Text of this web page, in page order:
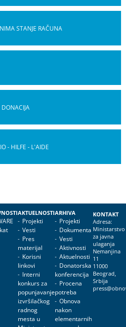
STANJE RAČUNA
- HILFE - L'AIDE
AKTUELNOSTI
Projekti
Vesti
Pres
materijal
Korisni
linkovi
Interni
konkurs za
popunjavanje
izvršilačkog
radnog
mesta u
ARHIVA
Projekti
Dokumenta
Vesti
Aktivnosti
Aktuelnosti
Donatorska
konferencija
Procena
potreba
Obnova
nakon
elementarnih
KONTAKT
Adresa:
Ministarstvo
za javna
ulaganja
Nemanjina
11
11000
Beograd,
Srbija